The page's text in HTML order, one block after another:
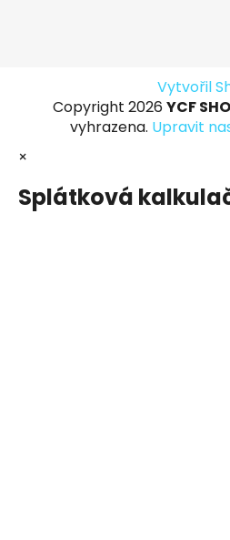
Vytvořil
Copyright 2026 YCF
vyhrazena. Upravit
×
Splátková